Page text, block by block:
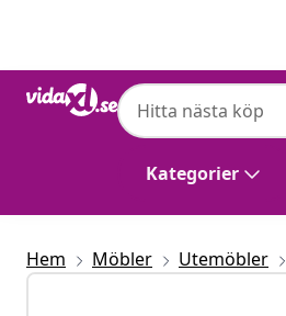
Kategorier
vidaXL
Hem Möbler Utemöbler